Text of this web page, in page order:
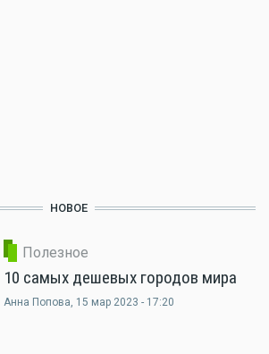
НОВОЕ
Полезное
10 самых дешевых городов мира
Анна Попова, 15 мар 2023 - 17:20